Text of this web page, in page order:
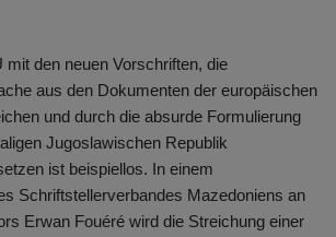
mit den neuen Vorschriften, die
aus den Dokumenten der europäischen
und durch die absurde Formulierung
Jugoslawischen Republik
ist beispiellos. In einem
Schriftstellerverbandes Mazedoniens an
Erwan Fouéré wird die Streichung einer